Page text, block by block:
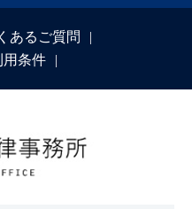
あるご質問
用条件